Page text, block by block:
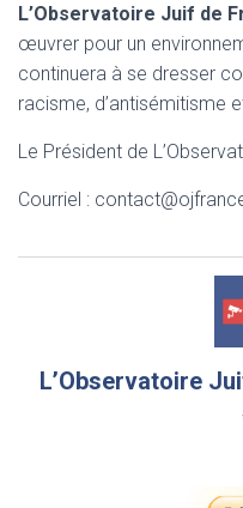
L’Observatoire Juif de
œuvrer pour un
continuera à se dresser
racisme, d’antisémitisme
Le Président de
Courriel :
L’Observatoire